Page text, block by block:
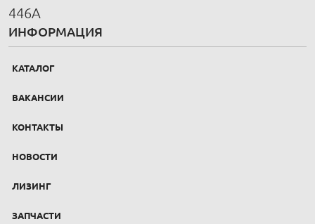
446А
ИНФОРМАЦИЯ
КАТАЛОГ
ВАКАНСИИ
КОНТАКТЫ
НОВОСТИ
ЛИЗИНГ
ЗАПЧАСТИ